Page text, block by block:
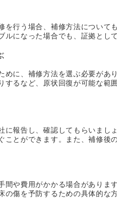
を行う場合、補修方法につい
ルになった場合でも、証拠とし
に、補修方法を選ぶ必要があ
するなど、原状回復が可能な
に報告し、確認してもらいま
ことができます。また、補修後
間や費用がかかる場合があり
傷を予防するための具体的な